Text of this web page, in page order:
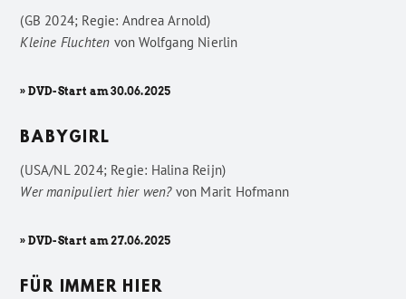
(GB 2024; Regie: Andrea Arnold)
Kleine Fluchten vonWolfgang Nierlin
» DVD-Start am 30.06.2025
BABYGIRL
(USA/NL 2024; Regie: Halina Reijn)
Wer manipuliert hier wen?von Marit Hofmann
» DVD-Start am 27.06.2025
FÜR IMMER HIER